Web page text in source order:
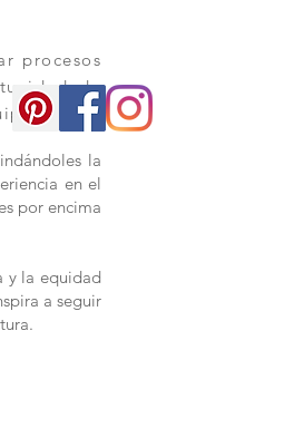
procesos
de
la
en el
por encima
y la equidad
a seguir